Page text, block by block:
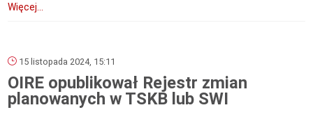
Więcej...
15 listopada 2024, 15:11
OIRE opublikował Rejestr zmian
planowanych w TSKB lub SWI